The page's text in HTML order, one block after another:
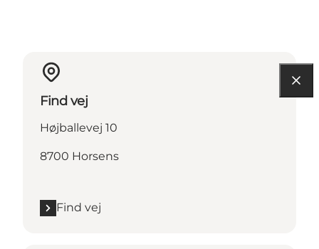
Find vej
Højballevej 10
8700 Horsens
Find vej